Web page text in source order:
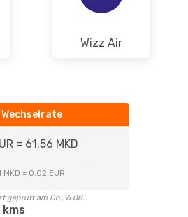
Wizz Air
Wechselrate
= 61.56 MKD
MKD = 0.02 EUR
geprüft am Do., 6.08.
kms